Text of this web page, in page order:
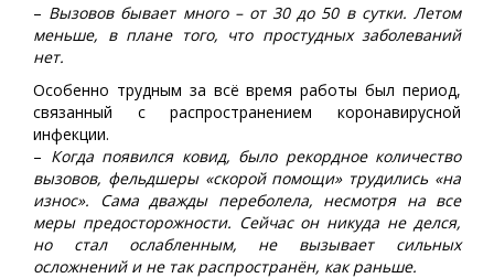
– Вызовов бывает много – от 30 до 50 в сутки. Летом
меньше, в плане того, что простудных заболеваний
нет.
Особенно трудным за всё время работы был период,
связанный с распространением коронавирусной
инфекции.
– Когда появился ковид, было рекордное количество
вызовов, фельдшеры «скорой помощи» трудились «на
износ». Сама дважды переболела, несмотря на все
меры предосторожности. Сейчас он никуда не делся,
но стал ослабленным, не вызывает сильных
осложнений и не так распространён, как раньше.